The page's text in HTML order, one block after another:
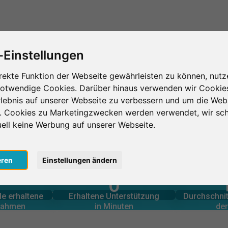
Funktion der Webseite gewährleisten zu können,
Cookies. Darüber hinaus verwenden wir
auf unserer Webseite zu verbessern und um die
Cookies zu Marketingzwecken werden verwendet, wir
keine Werbung auf unserer Webseite.
Einstellungen ändern
Belarusian State University of Informatics and Radioelectronics
of Informatics
AND RADIOELECTRONICS – AUF EINEN BLICK
erhaltene
erbrachte 0
Erhaltene Unterstützung
in Minuten
0
Geleistete Unterstützung
in Minuten
Anzahl